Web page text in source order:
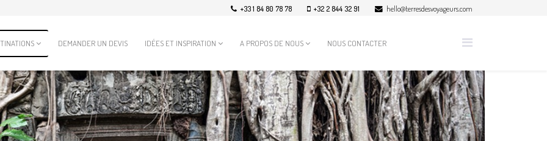
+33 1 84 80 78 78 +32 2 844 32 91 hello@terresdesvoyageurs.com
DEMANDER UN DEVIS IDÉES ET INSPIRATION A PROPOS DE NOUS NOUS CONTACTER